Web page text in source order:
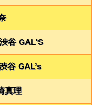
谷 GAL'S
谷 GAL’s
真理